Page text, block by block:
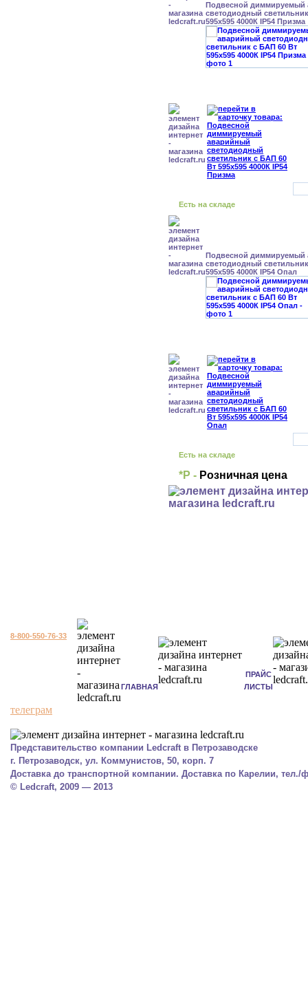
Подвесной диммируемый
светодиодный
595x595 4000К IP54 Призма
Есть на складе
Подвесной диммируемый
светодиодный
595x595 4000К IP54 Опал
Есть на складе
*Р - Розничная цена
8-800-550-76-33
ГЛАВНАЯ
ПРАЙС
ЛИСТЫ
телеграм
Представительство компании Ledcraft в Петрозаводске
г. Петрозаводск, ул. Коммунистов, 50, корп. 7
Доставка до транспортной компании. Доставка по Карелии, тел./
© Ledcraft, 2009 — 2013